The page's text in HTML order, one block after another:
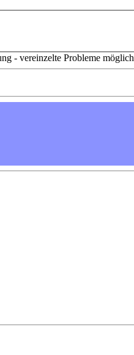
- vereinzelte Probleme möglich